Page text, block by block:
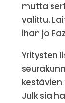
mutta
valittu.
ihan jo
Yritysten
Julkisia